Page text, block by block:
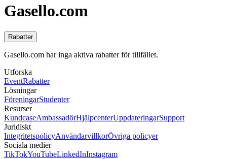
Gasello.com
Rabatter
Gasello.com har inga aktiva rabatter för tillfället.
Utforska
EventRabatter
Lösningar
FöreningarStudenter
Resurser
KundcaseAmbassadörHjälpcenterUppdateringarSupport
Juridiskt
IntegritetspolicyAnvändarvillkorÖvriga policyer
Sociala medier
TikTokYouTubeLinkedInInstagram